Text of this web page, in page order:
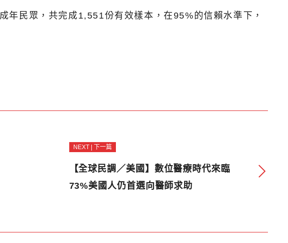
民眾，共完成1,551份有效樣本，在95%的信賴水準下，
NEXT | 下一篇
【全球民調／美國】數位醫療時代來臨
73%美國人仍首選向醫師求助